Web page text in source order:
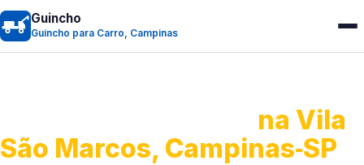
Guincho
Guincho para Carro, Campinas
na Vila
São Marcos, Campinas‑SP